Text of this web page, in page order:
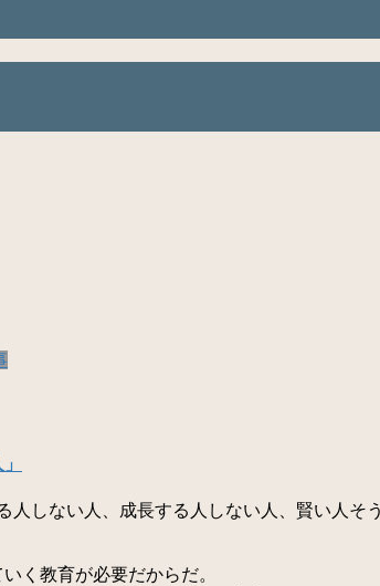
しない人、成長する人しない人、賢い人そ
く教育が必要だからだ。